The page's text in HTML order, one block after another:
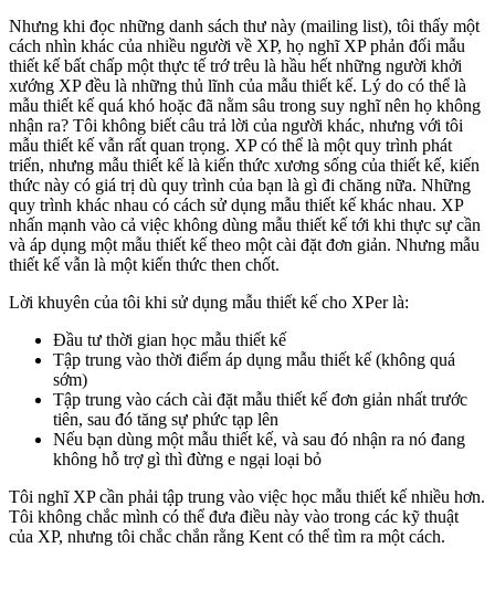
Nhưng khi đọc những danh sách thư này (mailing list), tôi thấy một
cách nhìn khác của nhiều người về XP, họ nghĩ XP phản đối mẫu
thiết kế bất chấp một thực tế trớ trêu là hầu hết những người khởi
xướng XP đều là những thủ lĩnh của mẫu thiết kế. Lý do có thể là
mẫu thiết kế quá khó hoặc đã nằm sâu trong suy nghĩ nên họ không
nhận ra? Tôi không biết câu trả lời của người khác, nhưng với tôi
mẫu thiết kế vẫn rất quan trọng. XP có thể là một quy trình phát
triển, nhưng mẫu thiết kế là kiến thức xương sống của thiết kế, kiến
thức này có giá trị dù quy trình của bạn là gì đi chăng nữa. Những
quy trình khác nhau có cách sử dụng mẫu thiết kế khác nhau. XP
nhấn mạnh vào cả việc không dùng mẫu thiết kế tới khi thực sự cần
và áp dụng một mẫu thiết kế theo một cài đặt đơn giản. Nhưng mẫu
thiết kế vẫn là một kiến thức then chốt.
Lời khuyên của tôi khi sử dụng mẫu thiết kế cho XPer là:
Đầu tư thời gian học mẫu thiết kế
Tập trung vào thời điểm áp dụng mẫu thiết kế (không quá
sớm)
Tập trung vào cách cài đặt mẫu thiết kế đơn giản nhất trước
tiên, sau đó tăng sự phức tạp lên
Nếu bạn dùng một mẫu thiết kế, và sau đó nhận ra nó đang
không hỗ trợ gì thì đừng e ngại loại bỏ
Tôi nghĩ XP cần phải tập trung vào việc học mẫu thiết kế nhiều hơn.
Tôi không chắc mình có thể đưa điều này vào trong các kỹ thuật
của XP, nhưng tôi chắc chắn rằng Kent có thể tìm ra một cách.